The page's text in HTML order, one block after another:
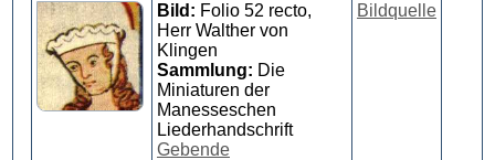
Bild: Folio 52 recto,
Herr Walther von
Klingen
Sammlung: Die
Miniaturen der
Manesseschen
Liederhandschrift
Gebende
Bildquelle